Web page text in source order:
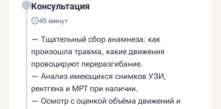
Консультация
45 минут
— Тщательный сбор анамнеза: как
произошла травма, какие движения
провоцируют переразгибание.
— Анализ имеющихся снимков УЗИ,
рентгена и МРТ при наличии.
— Осмотр с оценкой объёма движений и